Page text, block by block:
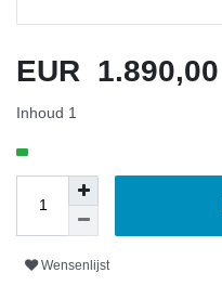
EUR 1.890,00
Inhoud 1
Wensenlijst